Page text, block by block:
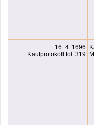
16. 4. 1696
Kaufprotokoll fol. 319